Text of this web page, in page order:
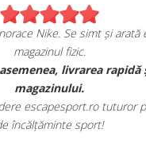
Nike. Se simt și
magazinul fizic.
asemenea, livrarea
magazinului.
escapesport.ro
de încălțăminte sport!